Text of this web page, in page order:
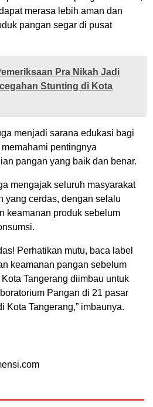
merasa lebih aman dan
pangan segar di pusat
Pra Nikah Jadi
Stunting di Kota
menjadi sarana edukasi bagi
pentingnya
pangan yang baik dan benar.
mengajak seluruh masyarakat
yang cerdas, dengan selalu
keamanan produk sebelum
Perhatikan mutu, baca label
keamanan pangan sebelum
Tangerang diimbau untuk
Pangan di 21 pasar
Kota Tangerang,” imbaunya.